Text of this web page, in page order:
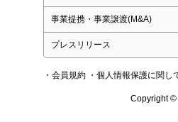
事業提携・事業譲渡(M&A)
プレスリリース
・会員規約 ・個人情報保護に関し
Copyright ©